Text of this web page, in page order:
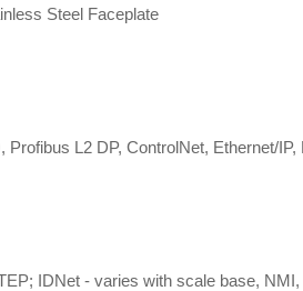
Steel Faceplate
Profibus L2 DP, ControlNet, Ethernet/
IDNet - varies with scale base,